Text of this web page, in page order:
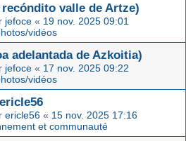
valle de Artze)
jefoce « 19 nov. 2025 09:01
vidéos
adelantada de Azkoitia)
jefoce « 17 nov. 2025 09:22
vidéos
ericle56 « 15 nov. 2025 17:16
et communauté